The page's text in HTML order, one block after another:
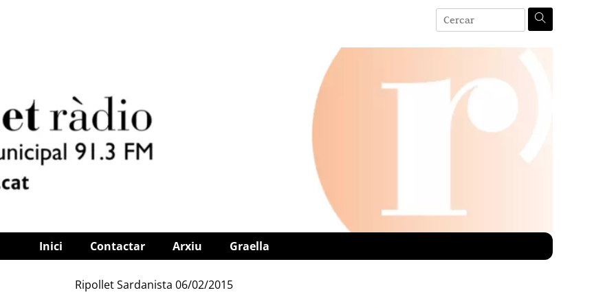
Inici Contactar Arxiu Graella
Ripollet Sardanista 06/02/2015